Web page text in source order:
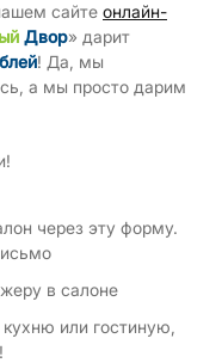
сайте онлайн-
Двор» дарит
! Да, мы
а мы просто дарим
через эту форму.
в салоне
или гостиную,